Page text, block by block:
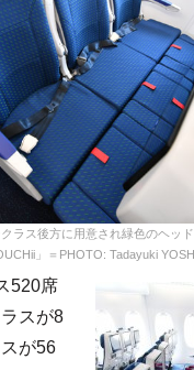
ラス後方に用意され緑色のヘッ
」＝PHOTO: Tadayuki
520席
スが8
が56